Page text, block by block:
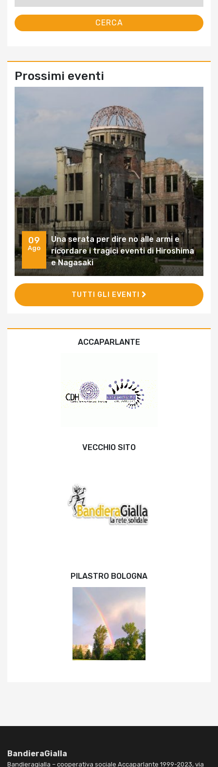
Prossimi eventi
09
Ago
Una serata per dire no alle armi e
ricordare i tragici eventi di Hiroshima
e Nagasaki
TUTTI GLI EVENTI
ACCAPARLANTE
VECCHIO SITO
PILASTRO BOLOGNA
BandieraGialla
Bandieragialla – cooperativa sociale Accaparlante 1999-2023, via